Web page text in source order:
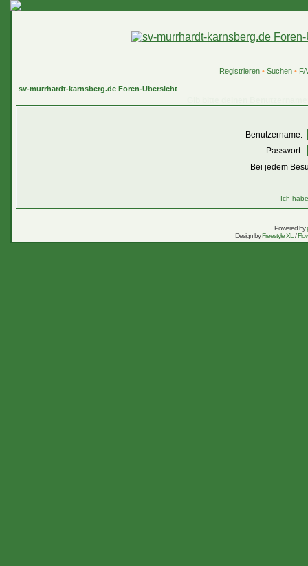
Registrieren• Suchen•
sv-murrhardt-karnsberg.de Foren-Übersicht
Benutzername:
Passwort:
Bei jedem
Ich
Powered by
Design byFreestyle XL /